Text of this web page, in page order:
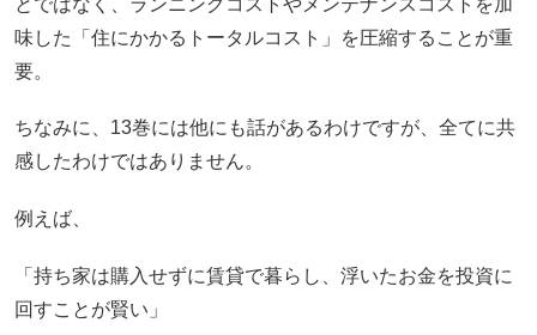
味した「住にかかるトータルコスト」を圧縮することが重
要。
ちなみに、13巻には他にも話があるわけですが、全てに共
感したわけではありません。
例えば、
「持ち家は購入せずに賃貸で暮らし、浮いたお金を投資に
回すことが賢い」